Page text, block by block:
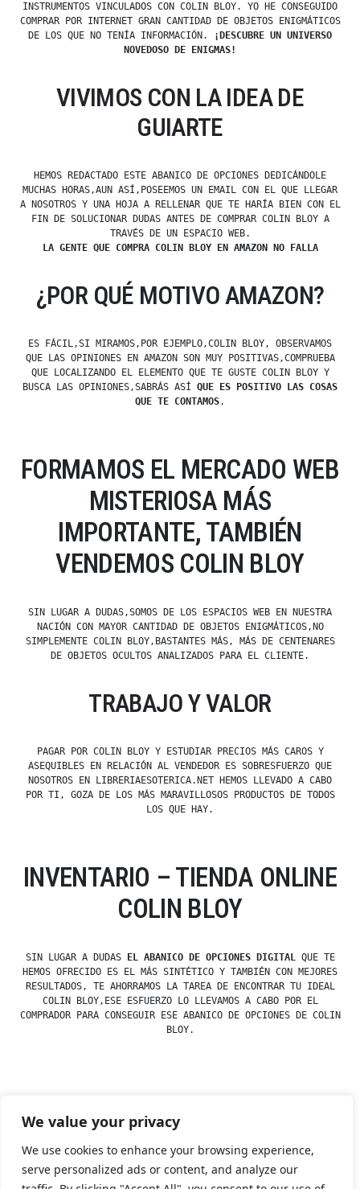
We value your privacy
We use cookies to enhance your browsing experience,
serve personalized ads or content, and analyze our
INSTRUMENTOS VINCULADOS CON COLIN BLOY. YO HE CONSEGUIDO
COMPRAR POR INTERNET GRAN CANTIDAD DE OBJETOS ENIGMÁTICOS
DE LOS QUE NO TENÍA INFORMACIÓN.
¡DESCUBRE UN UNIVERSO
NOVEDOSO DE ENIGMAS!
VIVIMOS CON LA IDEA DE
GUIARTE
HEMOS REDACTADO ESTE ABANICO DE OPCIONES DEDICÁNDOLE
MUCHAS HORAS,AUN ASÍ,POSEEMOS UN EMAIL CON EL QUE LLEGAR
A NOSOTROS Y UNA HOJA A RELLENAR QUE TE HARÍA BIEN CON EL
FIN DE SOLUCIONAR DUDAS ANTES DE COMPRAR COLIN BLOY A
TRAVÉS DE UN ESPACIO WEB.
LA GENTE QUE COMPRA COLIN BLOY EN AMAZON NO FALLA
¿POR QUÉ MOTIVO AMAZON?
ES FÁCIL,SI MIRAMOS,POR EJEMPLO,COLIN BLOY, OBSERVAMOS
QUE LAS OPINIONES EN AMAZON SON MUY POSITIVAS,COMPRUEBA
QUE LOCALIZANDO EL ELEMENTO QUE TE GUSTE COLIN BLOY Y
BUSCA LAS OPINIONES,SABRÁS ASÍ QUE ES POSITIVO LAS COSAS
QUE TE CONTAMOS.
FORMAMOS EL MERCADO WEB
MISTERIOSA MÁS
IMPORTANTE, TAMBIÉN
VENDEMOS COLIN BLOY
SIN LUGAR A DUDAS,SOMOS DE LOS ESPACIOS WEB EN NUESTRA
NACIÓN CON MAYOR CANTIDAD DE OBJETOS ENIGMÁTICOS,NO
SIMPLEMENTE COLIN BLOY,BASTANTES MÁS, MÁS DE CENTENARES
DE OBJETOS OCULTOS ANALIZADOS PARA EL CLIENTE.
TRABAJO Y VALOR
PAGAR POR COLIN BLOY Y ESTUDIAR PRECIOS MÁS CAROS Y
ASEQUIBLES EN RELACIÓN AL VENDEDOR ES SOBRESFUERZO QUE
NOSOTROS EN LIBRERIAESOTERICA.NET HEMOS LLEVADO A CABO
POR TI, GOZA DE LOS MÁS MARAVILLOSOS PRODUCTOS DE TODOS
LOS QUE HAY.
INVENTARIO – TIENDA ONLINE
COLIN BLOY
SIN LUGAR A DUDAS EL ABANICO DE OPCIONES DIGITALQUE TE
HEMOS OFRECIDO ES EL MÁS SINTÉTICO Y TAMBIÉN CON MEJORES
RESULTADOS, TE AHORRAMOS LA TAREA DE ENCONTRAR TU IDEAL
COLIN BLOY,ESE ESFUERZO LO LLEVAMOS A CABO POR EL
COMPRADOR PARA CONSEGUIR ESE ABANICO DE OPCIONES DE COLIN
BLOY.
by
Posted
Uncategorized